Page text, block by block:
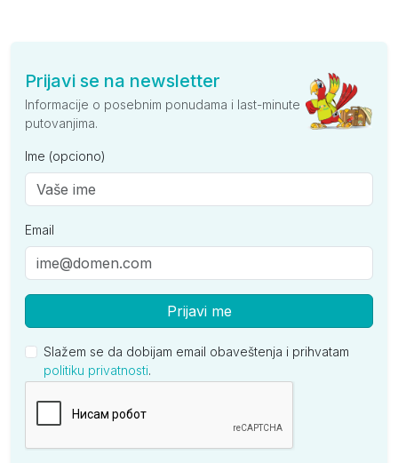
Prijavi se na newsletter
Informacije o posebnim ponudama i last-minute
putovanjima.
Ime (opciono)
Email
Prijavi me
Slažem se da dobijam email obaveštenja i prihvatam
politiku privatnosti.